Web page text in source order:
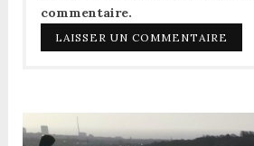
commentaire.